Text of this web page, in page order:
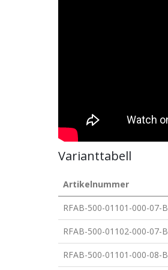
Varianttabell
Artikelnummer
RFAB-500-01101-000-07-B
RFAB-500-01102-000-07-B
RFAB-500-01101-000-08-B